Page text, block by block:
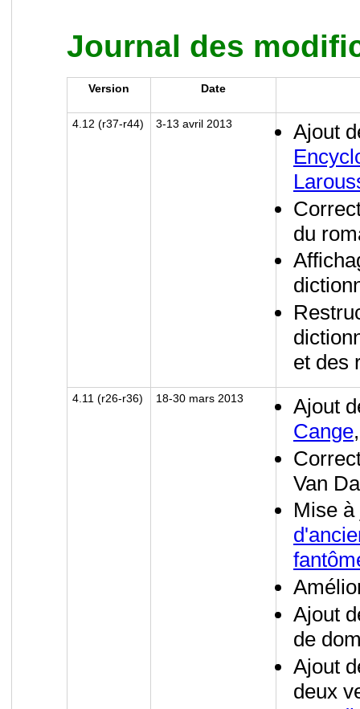
Journal des
Version Date
4.12 (r37-r44) 3-13 avril 2013
Ajout
du
et des
4.11 (r26-r36) 18-30 mars 2013
Ajout
Cange
Van
Mise
Ajout
de
Ajout
deux